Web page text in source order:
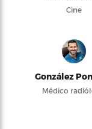
Cine
González
Médico